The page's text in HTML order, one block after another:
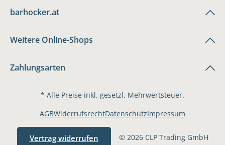
barhocker.at
Weitere Online-Shops
Zahlungsarten
* Alle Preise inkl. gesetzl. Mehrwertsteuer.
Vertrag widerrufen © 2026 CLP Trading GmbH
AGBWiderrufsrechtDatenschutzImpressum